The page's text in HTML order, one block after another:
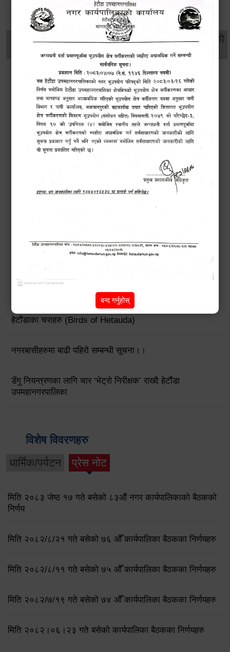
थप विवरणहरु
सामाजिक सुरक्षा तथा
व्यक्तिगत घटना दर्ता
महिला
विकास
वातावरण
सूचनाको
सडक किनारमा फुलेका फूलले बढायो हेटौंडाको सौन्दर्य
उपमहानगर परिसरमा साता व्यापी सरसफाई अभियान सम्पन्न
खोला तथा किनारमा सवारी साधन धुन निषेध गरिएको अत्यन्त जरूरी
हेटौंडा उपमहानगरपालिकाको विपद् व्यवस्थापनरणनीतिक कार्ययोजना
मनसुनजन्य विपद्‍बाट सतर्कता अपनाउने सम्बन्धी जरुरी सूचना !!
बिन प्रयोगकर्ताहरुको लागि तालिम कार्यक्रम सम्बन्धी सार्वजनिक
हेटौंडाका चराहरु (Birds of Hetauda)
नगरबासीहरुमा बाढी पहिरो सम्बन्धी सूचना।।
डेंगु नियन्त्रणका लागि चार ‘भेट्रो निरीक्षक’ राख्दै हेटौंडा
उपमहानगरपालिका
विशेष विवरणहरु
धार्मिक/पर्यटन प्रेस नोट
मिति २०८३ जेष्ठ १७ गते बसेको ८३औं नगर कार्यपालिकाको बैठकको
निर्णय
मिति २०८२/८/२१ गते बसेको ७६ औँ कार्यपालिका बैठकका निर्णयहरु
मिति २०८२/८/११ गते बसेको ७५ औँ कार्यपालिका बैठकका निर्णयहरु
मिति २०८२/७/१९ गते बसेको ७४ औँ कार्यपालिका बैठकका निर्णयहरु
मिति २०८२।०६।२३ गते बसेको कार्यपालिका बैठकका निर्णयहरु
बन्द गर्नुहोस्